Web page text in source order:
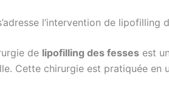
l’intervention de
de lipofilling des fesses est
Cette chirurgie est pratiquée en